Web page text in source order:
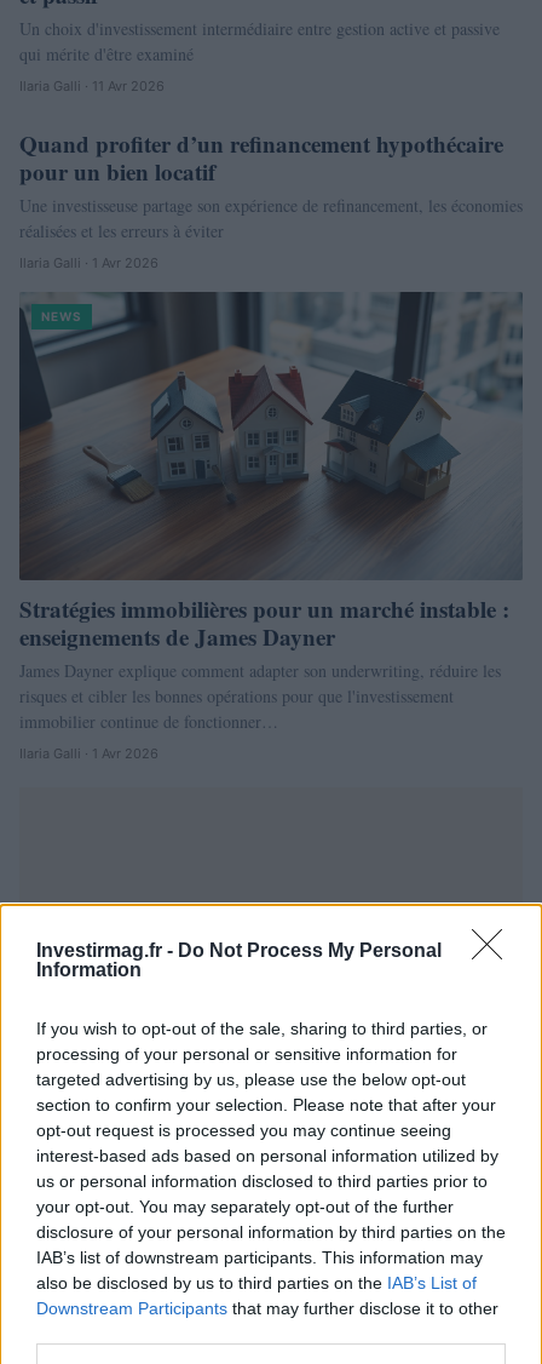
Investirmag.fr - Do Not Process My Personal
Information
If you wish to opt-out of the sale, sharing to third parties, or
processing of your personal or sensitive information for
targeted advertising by us, please use the below opt-out
section to confirm your selection. Please note that after your
opt-out request is processed you may continue seeing
interest-based ads based on personal information utilized by
us or personal information disclosed to third parties prior to
your opt-out. You may separately opt-out of the further
disclosure of your personal information by third parties on the
IAB’s list of downstream participants. This information may
also be disclosed by us to third parties on the IAB’s List of
Downstream Participants that may further disclose it to other
Un choix d'investissement intermédiaire entre gestion active et passive
qui mérite d'être examiné
Ilaria Galli · 11 Avr 2026
NEWS
Quand profiter d’un refinancement hypothécaire
pour un bien locatif
Une investisseuse partage son expérience de refinancement, les économies
réalisées et les erreurs à éviter
Ilaria Galli · 1 Avr 2026
NEWS
Stratégies immobilières pour un marché instable :
enseignements de James Dayner
James Dayner explique comment adapter son underwriting, réduire les
risques et cibler les bonnes opérations pour que l'investissement
immobilier continue de fonctionner…
Ilaria Galli · 1 Avr 2026
← 1 2
COTATIONS CRYPTO